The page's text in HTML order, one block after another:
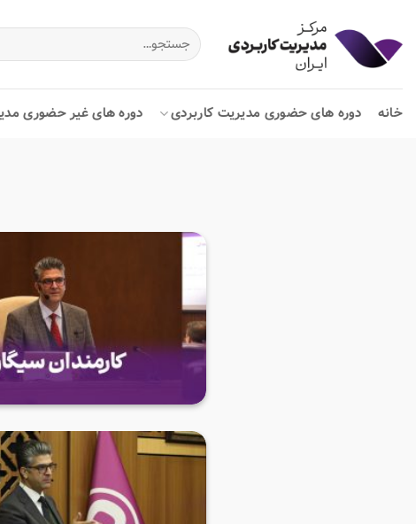
to
content
جستجو
برای:
خانه دوره های حضوری مدیریت کاربردی دوره های غیر حضوری